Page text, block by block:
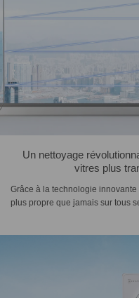
Un nettoyage
vitres plus
Grâce à la technologie innovante
plus propre que jamais sur tous